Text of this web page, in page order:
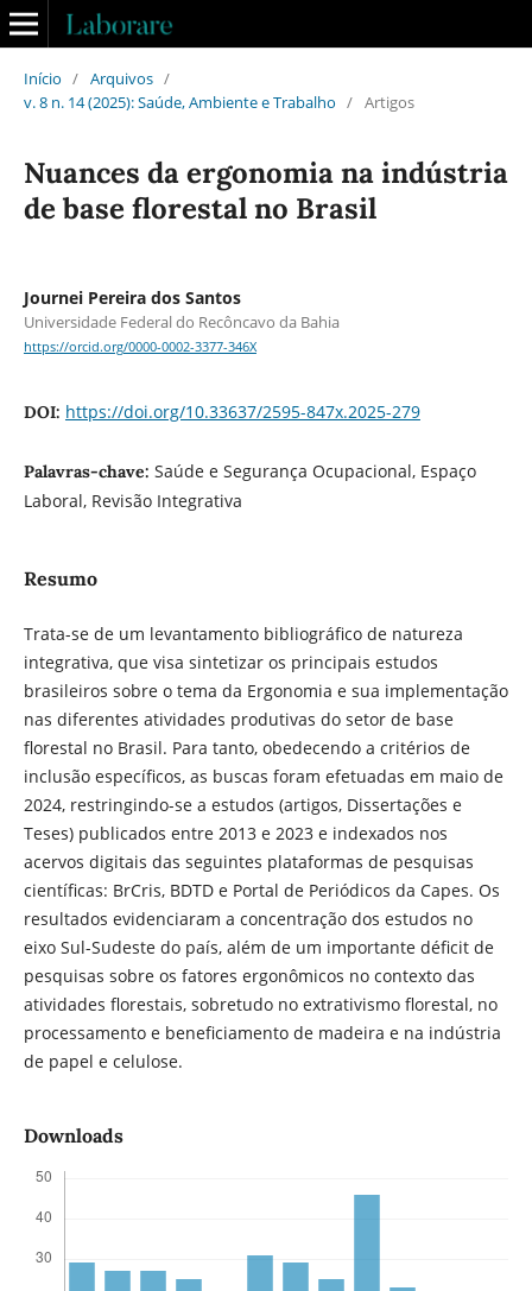
Início / Arquivos /
v. 8 n. 14 (2025): Saúde, Ambiente e Trabalho / Artigos
Nuances da ergonomia na indústria
de base florestal no Brasil
Journei Pereira dos Santos
Universidade Federal do Recôncavo da Bahia
https://orcid.org/0000-0002-3377-346X
DOI: https://doi.org/10.33637/2595-847x.2025-279
Palavras-chave: Saúde e Segurança Ocupacional, Espaço
Laboral, Revisão Integrativa
Resumo
Trata-se de um levantamento bibliográfico de natureza
integrativa, que visa sintetizar os principais estudos
brasileiros sobre o tema da Ergonomia e sua implementação
nas diferentes atividades produtivas do setor de base
florestal no Brasil. Para tanto, obedecendo a critérios de
inclusão específicos, as buscas foram efetuadas em maio de
2024, restringindo-se a estudos (artigos, Dissertações e
Teses) publicados entre 2013 e 2023 e indexados nos
acervos digitais das seguintes plataformas de pesquisas
científicas: BrCris, BDTD e Portal de Periódicos da Capes. Os
resultados evidenciaram a concentração dos estudos no
eixo Sul-Sudeste do país, além de um importante déficit de
pesquisas sobre os fatores ergonômicos no contexto das
atividades florestais, sobretudo no extrativismo florestal, no
processamento e beneficiamento de madeira e na indústria
de papel e celulose.
Downloads